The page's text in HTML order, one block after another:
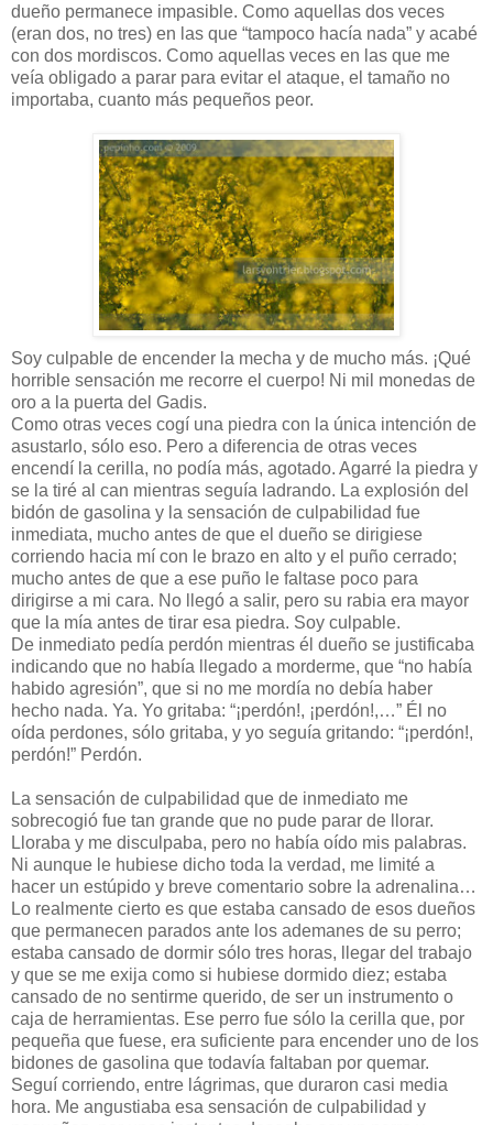
dueño permanece impasible. Como aquellas dos veces
(eran dos, no tres) en las que “tampoco hacía nada” y acabé
con dos mordiscos. Como aquellas veces en las que me
veía obligado a parar para evitar el ataque, el tamaño no
importaba, cuanto más pequeños peor.
Soy culpable de encender la mecha y de mucho más. ¡Qué
horrible sensación me recorre el cuerpo! Ni mil monedas de
oro a la puerta del Gadis.
Como otras veces cogí una piedra con la única intención de
asustarlo, sólo eso. Pero a diferencia de otras veces
encendí la cerilla, no podía más, agotado. Agarré la piedra y
se la tiré al can mientras seguía ladrando. La explosión del
bidón de gasolina y la sensación de culpabilidad fue
inmediata, mucho antes de que el dueño se dirigiese
corriendo hacia mí con le brazo en alto y el puño cerrado;
mucho antes de que a ese puño le faltase poco para
dirigirse a mi cara. No llegó a salir, pero su rabia era mayor
que la mía antes de tirar esa piedra. Soy culpable.
De inmediato pedía perdón mientras él dueño se justificaba
indicando que no había llegado a morderme, que “no había
habido agresión”, que si no me mordía no debía haber
hecho nada. Ya. Yo gritaba: “¡perdón!, ¡perdón!,…” Él no
oída perdones, sólo gritaba, y yo seguía gritando: “¡perdón!,
perdón!” Perdón.
La sensación de culpabilidad que de inmediato me
sobrecogió fue tan grande que no pude parar de llorar.
Lloraba y me disculpaba, pero no había oído mis palabras.
Ni aunque le hubiese dicho toda la verdad, me limité a
hacer un estúpido y breve comentario sobre la adrenalina…
Lo realmente cierto es que estaba cansado de esos dueños
que permanecen parados ante los ademanes de su perro;
estaba cansado de dormir sólo tres horas, llegar del trabajo
y que se me exija como si hubiese dormido diez; estaba
cansado de no sentirme querido, de ser un instrumento o
caja de herramientas. Ese perro fue sólo la cerilla que, por
pequeña que fuese, era suficiente para encender uno de los
bidones de gasolina que todavía faltaban por quemar.
Seguí corriendo, entre lágrimas, que duraron casi media
hora. Me angustiaba esa sensación de culpabilidad y